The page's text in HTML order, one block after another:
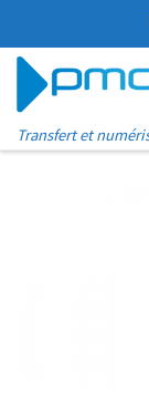
Transfert et